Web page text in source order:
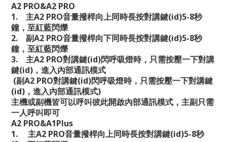
A2 PRO&A2 PRO
1. 主A2 PRO音量撥桿向上同時長按對講鍵(id)5-8秒
鐘，至紅藍閃爍
2. 副A2 PRO音量撥桿向下同時長按對講鍵(id)5-8秒
鐘，至紅藍閃爍
3. 主A2 PRO對講鍵(id)閃呼吸燈時，只需按壓一下對講
鍵(id) ，進入內部通訊模式
(副A2 PRO對講鍵(id)閃呼吸燈時，只需按壓一下對講鍵
(id) ，進入內部通訊模式)
主機或副機皆可以呼叫彼此開啟內部通訊模式，主副只需
一人呼叫即可
A2 PRO&A1Plus
1. 主A2 PRO音量撥桿向上同時長按對講鍵(id)5-8秒